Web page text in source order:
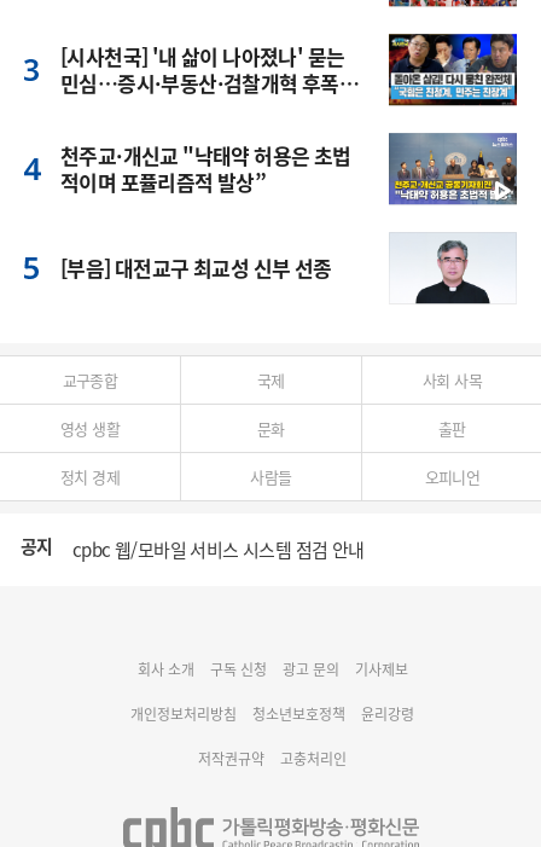
[시사천국] '내 삶이 나아졌나' 묻는
민심…증시·부동산·검찰개혁 후폭
천주교·개신교 "낙태약 허용은 초법
적이며 포퓰리즘적 발상”
[부음] 대전교구 최교성 신부 선종
교구종합 국제 사회 사목
영성 생활 문화 출판
정치 경제 사람들 오피니언
공지 cpbc 웹/모바일 서비스 시스템 점검 안내
명동 미디어큐브 & 1898 미디어월 공모전 수상작 발표
회사 소개 구독 신청 광고 문의 기사제보
개인정보처리방침 청소년보호정책 윤리강령
저작권규약 고충처리인